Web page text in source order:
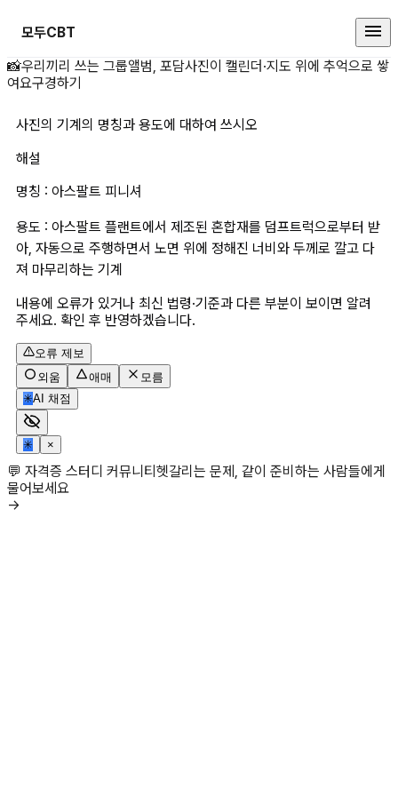
모두CBT
사진의 기계의 명칭과 용도에 대하
📸우리끼리 쓰는 그룹앨범, 포담사진이 캘린더·지도 위에 추억으로 쌓
여요구경하기
사진의 기계의 명칭과 용도에 대하여 쓰시오
해설
명칭 : 아스팔트 피니셔
용도 : 아스팔트 플랜트에서 제조된 혼합재를 덤프트럭으로부터 받
아, 자동으로 주행하면서 노면 위에 정해진 너비와 두께로 깔고 다
져 마무리하는 기계
내용에 오류가 있거나 최신 법령·기준과 다른 부분이 보이면 알려
주세요. 확인 후 반영하겠습니다.
오류 제보
외움
애매
모름
✳AI 채점
✳ ×
💬 자격증 스터디 커뮤니티헷갈리는 문제, 같이 준비하는 사람들에게
물어보세요
→